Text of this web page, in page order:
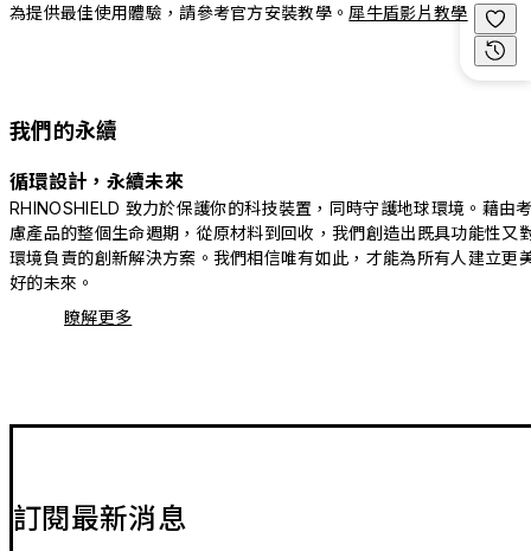
為提供最佳使用體驗，請參考官方安裝教學。 犀牛盾影片教學
我們的永續
循環設計，永續未來
RHINOSHIELD 致力於保護你的科技裝置，同時守護地球環境。藉由
慮產品的整個生命週期，從原材料到回收，我們創造出既具功能性又
環境負責的創新解決方案。我們相信唯有如此，才能為所有人建立更
好的未來。
瞭解更多
訂閱最新消息